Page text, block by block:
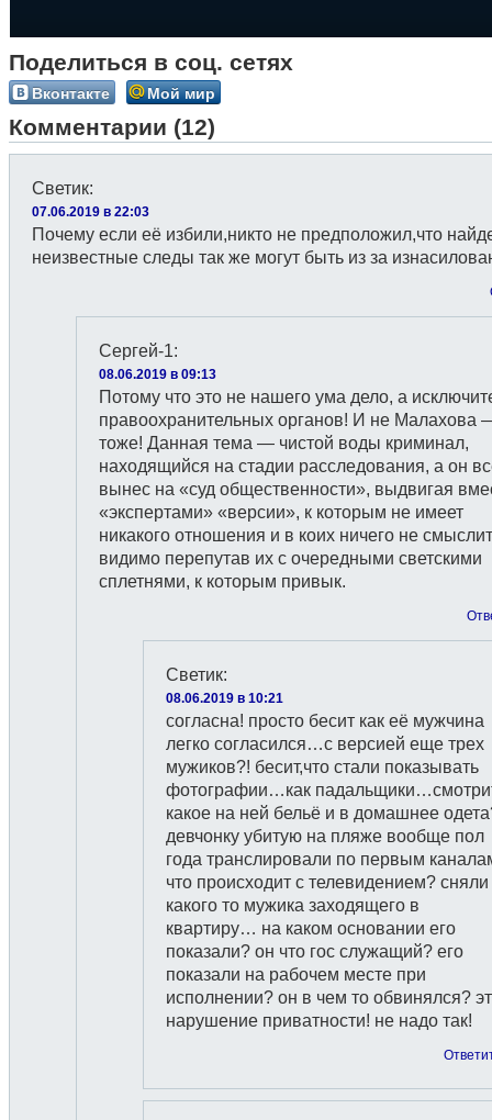
Поделиться в соц. сетях
Вконтакте Мой мир
Комментарии (12)
Светик:
07.06.2019 в 22:03
Почему если её избили,никто не предположил,что
неизвестные следы так же могут быть из за
Сергей-1:
08.06.2019 в 09:13
Потому что это не нашего ума дело, а
правоохранительных органов! И не Малахова
тоже! Данная тема — чистой воды криминал,
находящийся на стадии расследования, а он
вынес на «суд общественности», выдвигая
«экспертами» «версии», к которым не имеет
никакого отношения и в коих ничего не
видимо перепутав их с очередными светскими
сплетнями, к которым привык.
Светик:
08.06.2019 в 10:21
согласна! просто бесит как её мужчина
легко согласился…с версией еще трех
мужиков?! бесит,что стали показывать
фотографии…как
какое на ней бельё и в домашнее
девчонку убитую на пляже вообще пол
года транслировали по первым
что происходит с телевидением? сняли
какого то мужика заходящего в
квартиру… на каком основании его
показали? он что гос служащий? его
показали на рабочем месте при
исполнении? он в чем то обвинялся?
нарушение приватности! не надо так!